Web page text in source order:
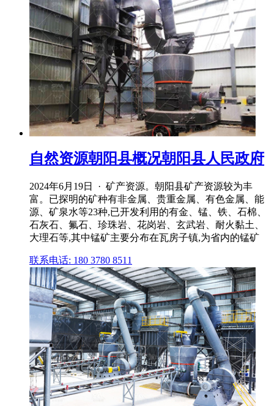
自然资源朝阳县概况朝阳县人民政府
2024年6月19日 · 矿产资源。朝阳县矿产资源较为丰
富。已探明的矿种有非金属、贵重金属、有色金属、能
源、矿泉水等23种,已开发利用的有金、锰、铁、石棉、
石灰石、氟石、珍珠岩、花岗岩、玄武岩、耐火黏土、
大理石等,其中锰矿主要分布在瓦房子镇,为省内的锰矿
联系电话: 180 3780 8511